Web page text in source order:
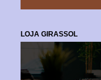
LOJA GIRASSOL